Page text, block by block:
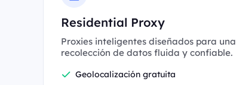
Residential Proxy
Proxies inteligentes diseñados para una
recolección de datos fluida y confiable.
Geolocalización gratuita